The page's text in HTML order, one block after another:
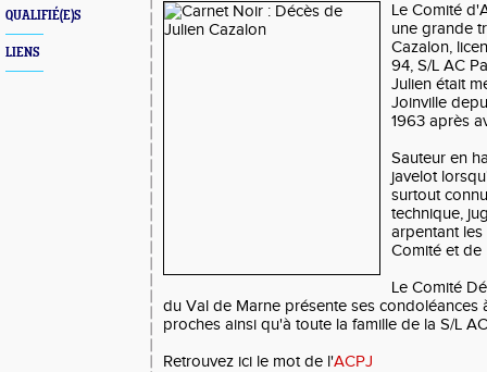
QUALIFIÉ(E)S
LIENS
Le Comité
une grande
Cazalon,
94, S/L AC
Julien était
Joinville
1963 après
Sauteur en
javelot
surtout
technique,
arpentant
Comité et de
Le Comité
du Val de Marne présente ses condoléances
proches ainsi qu'à toute la famille de la S/L
Retrouvez ici le mot de l'ACPJ